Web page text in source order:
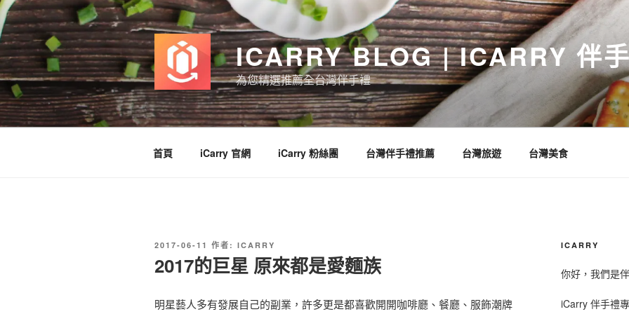
跳
至
主
要
內
容
ICARRY BLOG | ICARRY 伴
為您精選推薦全台灣伴手禮
首頁 iCarry 官網 iCarry 粉絲團 台灣伴手禮推薦 台灣旅遊 台灣美食
發
於
2017-06-11 作者: ICARRY
2017的巨星 原來都是愛麵族
明星藝人多有發展自己的副業，許多更是都喜歡開開咖啡廳、餐廳、服飾潮牌
ICARRY
你好，我們是
iCarry 伴手禮